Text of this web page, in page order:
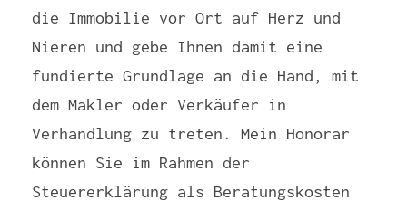
die Immobilie vor Ort auf Herz und
Nieren und gebe Ihnen damit eine
fundierte Grundlage an die Hand, mit
dem Makler oder Verkäufer in
Verhandlung zu treten. Mein Honorar
können Sie im Rahmen der
Steuererklärung als Beratungskosten